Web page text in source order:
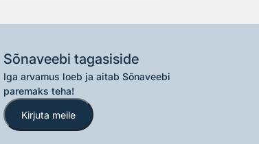
Sõnaveebi tagasiside
Iga arvamus loeb ja aitab Sõnaveebi
paremaks teha!
Kirjuta meile